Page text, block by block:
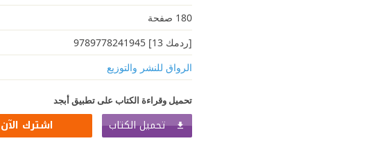
180 صفحة
[ردمك 13] 9789778241945
الرواق للنشر والتوزيع
تحميل وقراءة الكتاب على تطبيق أبجد
تحميل الكتاب اشترك الآن